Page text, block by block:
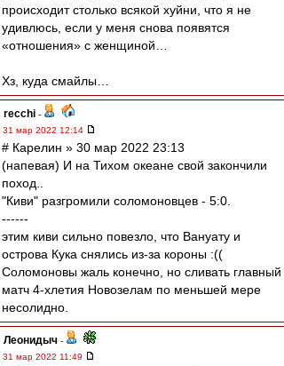
происходит столько всякой хуйни, что я не
удивлюсь, если у меня снова появятся
«отношения» с женщиной…
Хз, куда смайлы…
recchi -
31 мар 2022 12:14
# Карелин » 30 мар 2022 23:13
(напевая) И на Тихом океане свой закончили
поход..
"Киви" разгромили соломоновцев - 5:0.
------
этим киви сильно повезло, что Вануату и
острова Кука снялись из-за короны :((
Соломоновы жаль конечно, но сливать главный
матч 4-хлетия Новозелам по меньшей мере
несолидно.
Леонидыч -
31 мар 2022 11:49